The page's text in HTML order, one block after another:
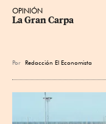
OPINIÓN
La Gran Carpa
Por Redacción El Economista